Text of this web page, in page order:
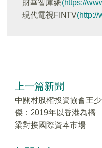
財華智庫網(https://
現代電視FINTV(http://
上一篇新聞
中關村股權投資協會王少
傑：2019年以香港為橋
梁對接國際資本市場